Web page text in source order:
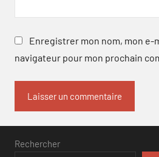
Enregistrer mon nom, mon e-
navigateur pour mon prochain
Rechercher